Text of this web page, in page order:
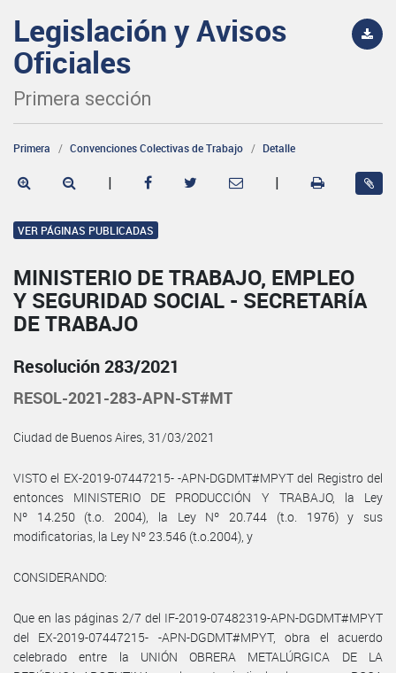
Legislación y Avisos
Oficiales
Primera sección
Primera Convenciones Colectivas de Trabajo Detalle
| |
VER PÁGINAS PUBLICADAS
MINISTERIO DE TRABAJO, EMPLEO
Y SEGURIDAD SOCIAL - SECRETARÍA
DE TRABAJO
Resolución 283/2021
RESOL-2021-283-APN-ST#MT
Ciudad de Buenos Aires, 31/03/2021
VISTO el EX-2019-07447215- -APN-DGDMT#MPYT del Registro del
entonces MINISTERIO DE PRODUCCIÓN Y TRABAJO, la Ley
Nº 14.250 (t.o. 2004), la Ley Nº 20.744 (t.o. 1976) y sus
modificatorias, la Ley Nº 23.546 (t.o.2004), y
CONSIDERANDO:
Que en las páginas 2/7 del IF-2019-07482319-APN-DGDMT#MPYT
del EX-2019-07447215- -APN-DGDMT#MPYT, obra el acuerdo
celebrado entre la UNIÓN OBRERA METALÚRGICA DE LA